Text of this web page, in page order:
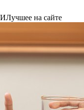
Лучшее на сайте